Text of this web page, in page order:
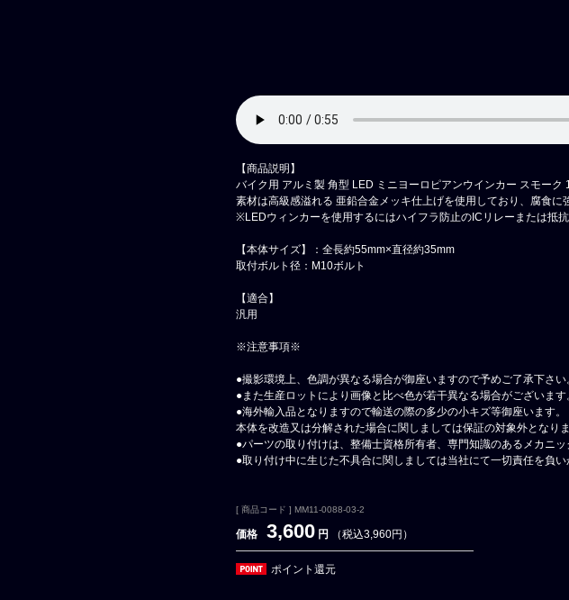
【商品説明】
バイク用 アルミ製 角型 LED ミニヨーロピアンウインカー スモーク
素材は高級感溢れる 亜鉛合金メッキ仕上げを使用しており、腐食に
※LEDウィンカーを使用するにはハイフラ防止のICリレーまたは抵抗
【本体サイズ】：全長約55mm×直径約35mm
取付ボルト径：M10ボルト
【適合】
汎用
※注意事項※
●撮影環境上、色調が異なる場合が御座いますので予めご了承下さい
●また生産ロットにより画像と比べ色が若干異なる場合がございます
●海外輸入品となりますので輸送の際の多少の小キズ等御座います。
本体を改造又は分解された場合に関しましては保証の対象外となり
●パーツの取り付けは、整備士資格所有者、専門知識のあるメカニッ
●取り付け中に生じた不具合に関しましては当社にて一切責任を負
[ 商品コード ] MM11-0088-03-2
価格 3,600 円 （税込3,960円）
ポイント還元